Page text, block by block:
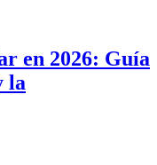
en 2026: Guía
la